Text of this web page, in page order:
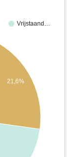
Vrijstaand…
21,6%